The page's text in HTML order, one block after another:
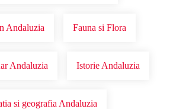
Andaluzia Fauna si Flora
Andaluzia Istorie Andaluzia
si geografia Andaluzia